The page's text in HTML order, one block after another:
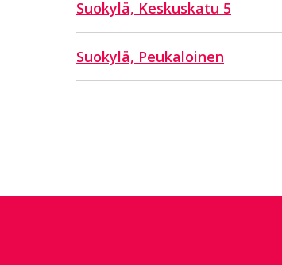
Suokylä, Keskuskatu 5
Suokylä, Peukaloinen